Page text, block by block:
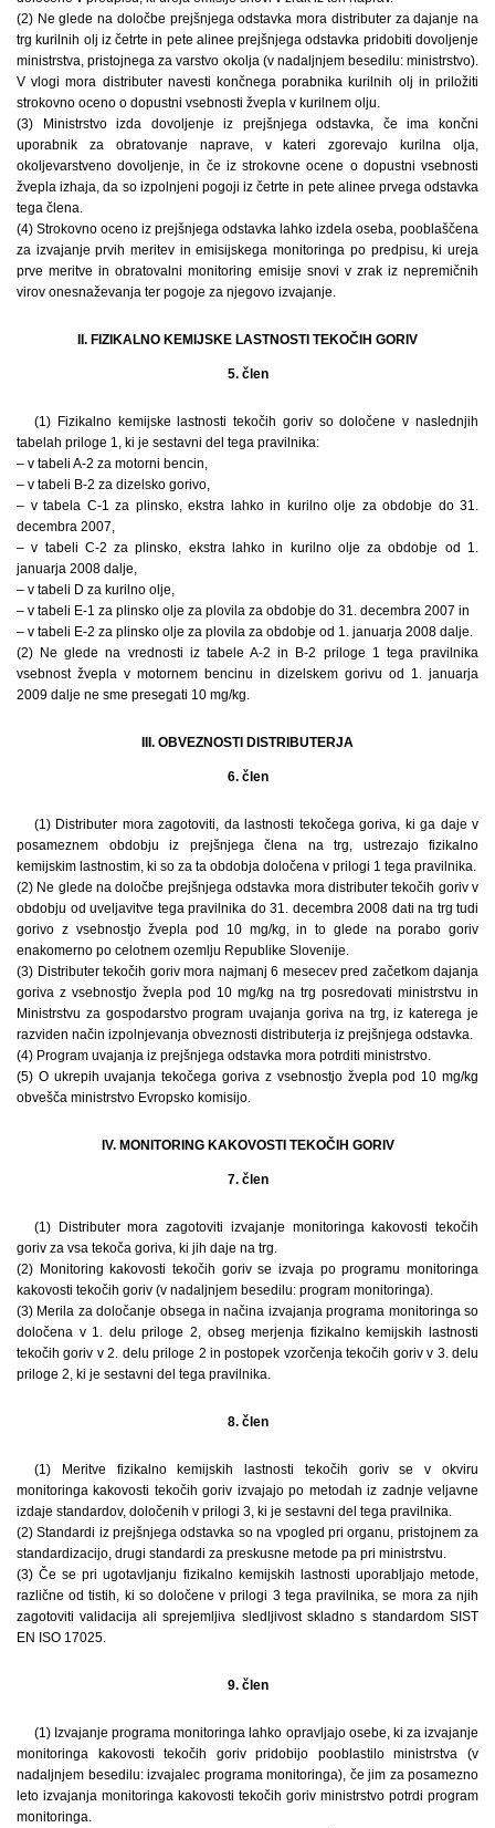
(2) Ne glede na določbe prejšnjega odstavka mora distributer za dajanje na
trg kurilnih olj iz četrte in pete alinee prejšnjega odstavka pridobiti dovoljenje
ministrstva, pristojnega za varstvo okolja (v nadaljnjem besedilu: ministrstvo).
V vlogi mora distributer navesti končnega porabnika kurilnih olj in priložiti
strokovno oceno o dopustni vsebnosti žvepla v kurilnem olju.
(3) Ministrstvo izda dovoljenje iz prejšnjega odstavka, če ima končni
uporabnik za obratovanje naprave, v kateri zgorevajo kurilna olja,
okoljevarstveno dovoljenje, in če iz strokovne ocene o dopustni vsebnosti
žvepla izhaja, da so izpolnjeni pogoji iz četrte in pete alinee prvega odstavka
tega člena.
(4) Strokovno oceno iz prejšnjega odstavka lahko izdela oseba, pooblaščena
za izvajanje prvih meritev in emisijskega monitoringa po predpisu, ki ureja
prve meritve in obratovalni monitoring emisije snovi v zrak iz nepremičnih
virov onesnaževanja ter pogoje za njegovo izvajanje.
II. FIZIKALNO KEMIJSKE LASTNOSTI TEKOČIH GORIV
5. člen
(1) Fizikalno kemijske lastnosti tekočih goriv so določene v naslednjih
tabelah priloge 1, ki je sestavni del tega pravilnika:
– v tabeli A-2 za motorni bencin,
– v tabeli B-2 za dizelsko gorivo,
– v tabela C-1 za plinsko, ekstra lahko in kurilno olje za obdobje do 31.
decembra 2007,
– v tabeli C-2 za plinsko, ekstra lahko in kurilno olje za obdobje od 1.
januarja 2008 dalje,
– v tabeli D za kurilno olje,
– v tabeli E-1 za plinsko olje za plovila za obdobje do 31. decembra 2007 in
– v tabeli E-2 za plinsko olje za plovila za obdobje od 1. januarja 2008 dalje.
(2) Ne glede na vrednosti iz tabele A-2 in B-2 priloge 1 tega pravilnika
vsebnost žvepla v motornem bencinu in dizelskem gorivu od 1. januarja
2009 dalje ne sme presegati 10 mg/kg.
III. OBVEZNOSTI DISTRIBUTERJA
6. člen
(1) Distributer mora zagotoviti, da lastnosti tekočega goriva, ki ga daje v
posameznem obdobju iz prejšnjega člena na trg, ustrezajo fizikalno
kemijskim lastnostim, ki so za ta obdobja določena v prilogi 1 tega pravilnika.
(2) Ne glede na določbe prejšnjega odstavka mora distributer tekočih goriv v
obdobju od uveljavitve tega pravilnika do 31. decembra 2008 dati na trg tudi
gorivo z vsebnostjo žvepla pod 10 mg/kg, in to glede na porabo goriv
enakomerno po celotnem ozemlju Republike Slovenije.
(3) Distributer tekočih goriv mora najmanj 6 mesecev pred začetkom dajanja
goriva z vsebnostjo žvepla pod 10 mg/kg na trg posredovati ministrstvu in
Ministrstvu za gospodarstvo program uvajanja goriva na trg, iz katerega je
razviden način izpolnjevanja obveznosti distributerja iz prejšnjega odstavka.
(4) Program uvajanja iz prejšnjega odstavka mora potrditi ministrstvo.
(5) O ukrepih uvajanja tekočega goriva z vsebnostjo žvepla pod 10 mg/kg
obvešča ministrstvo Evropsko komisijo.
IV. MONITORING KAKOVOSTI TEKOČIH GORIV
7. člen
(1) Distributer mora zagotoviti izvajanje monitoringa kakovosti tekočih
goriv za vsa tekoča goriva, ki jih daje na trg.
(2) Monitoring kakovosti tekočih goriv se izvaja po programu monitoringa
kakovosti tekočih goriv (v nadaljnjem besedilu: program monitoringa).
(3) Merila za določanje obsega in načina izvajanja programa monitoringa so
določena v 1. delu priloge 2, obseg merjenja fizikalno kemijskih lastnosti
tekočih goriv v 2. delu priloge 2 in postopek vzorčenja tekočih goriv v 3. delu
priloge 2, ki je sestavni del tega pravilnika.
8. člen
(1) Meritve fizikalno kemijskih lastnosti tekočih goriv se v okviru
monitoringa kakovosti tekočih goriv izvajajo po metodah iz zadnje veljavne
izdaje standardov, določenih v prilogi 3, ki je sestavni del tega pravilnika.
(2) Standardi iz prejšnjega odstavka so na vpogled pri organu, pristojnem za
standardizacijo, drugi standardi za preskusne metode pa pri ministrstvu.
(3) Če se pri ugotavljanju fizikalno kemijskih lastnosti uporabljajo metode,
različne od tistih, ki so določene v prilogi 3 tega pravilnika, se mora za njih
zagotoviti validacija ali sprejemljiva sledljivost skladno s standardom SIST
EN ISO 17025.
9. člen
(1) Izvajanje programa monitoringa lahko opravljajo osebe, ki za izvajanje
monitoringa kakovosti tekočih goriv pridobijo pooblastilo ministrstva (v
nadaljnjem besedilu: izvajalec programa monitoringa), če jim za posamezno
leto izvajanja monitoringa kakovosti tekočih goriv ministrstvo potrdi program
monitoringa.